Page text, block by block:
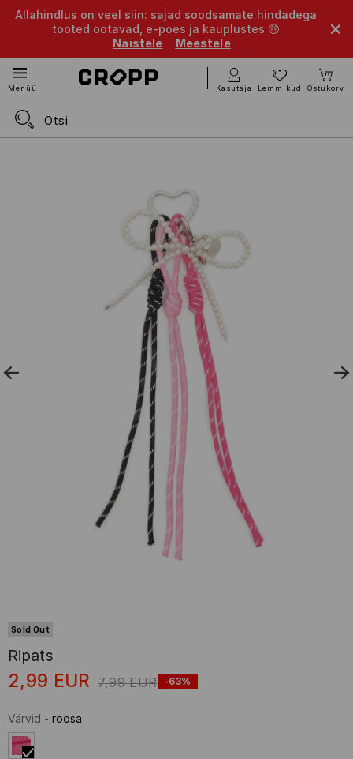
Allahindlus on veel siin: sajad soodsamate hindadega
tooted ootavad, e-poes ja kauplustes 🤑
Naistele
Meestele
Menüü Kasutaja Lemmikud Ostukorv
Sold Out
Ripats
2,99 EUR 7,99 EUR -63%
Värvid - roosa